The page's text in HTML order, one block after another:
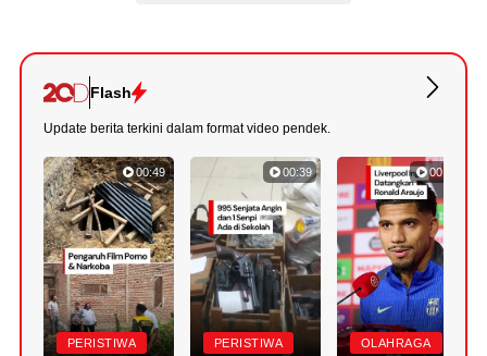
Flash
Update berita terkini dalam format video pendek.
00:49
PERISTIWA
00:39
PERISTIWA
00:43
OLAHRAGA